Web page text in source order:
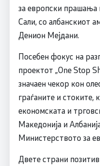
за европски
Сали, со албанскиот
Денион Мејдани.
Посебен фокус на
проектот „One Stop
значаен чекор кон
граѓаните и стоките,
економската и
Македонија и
Министерството за
Двете страни